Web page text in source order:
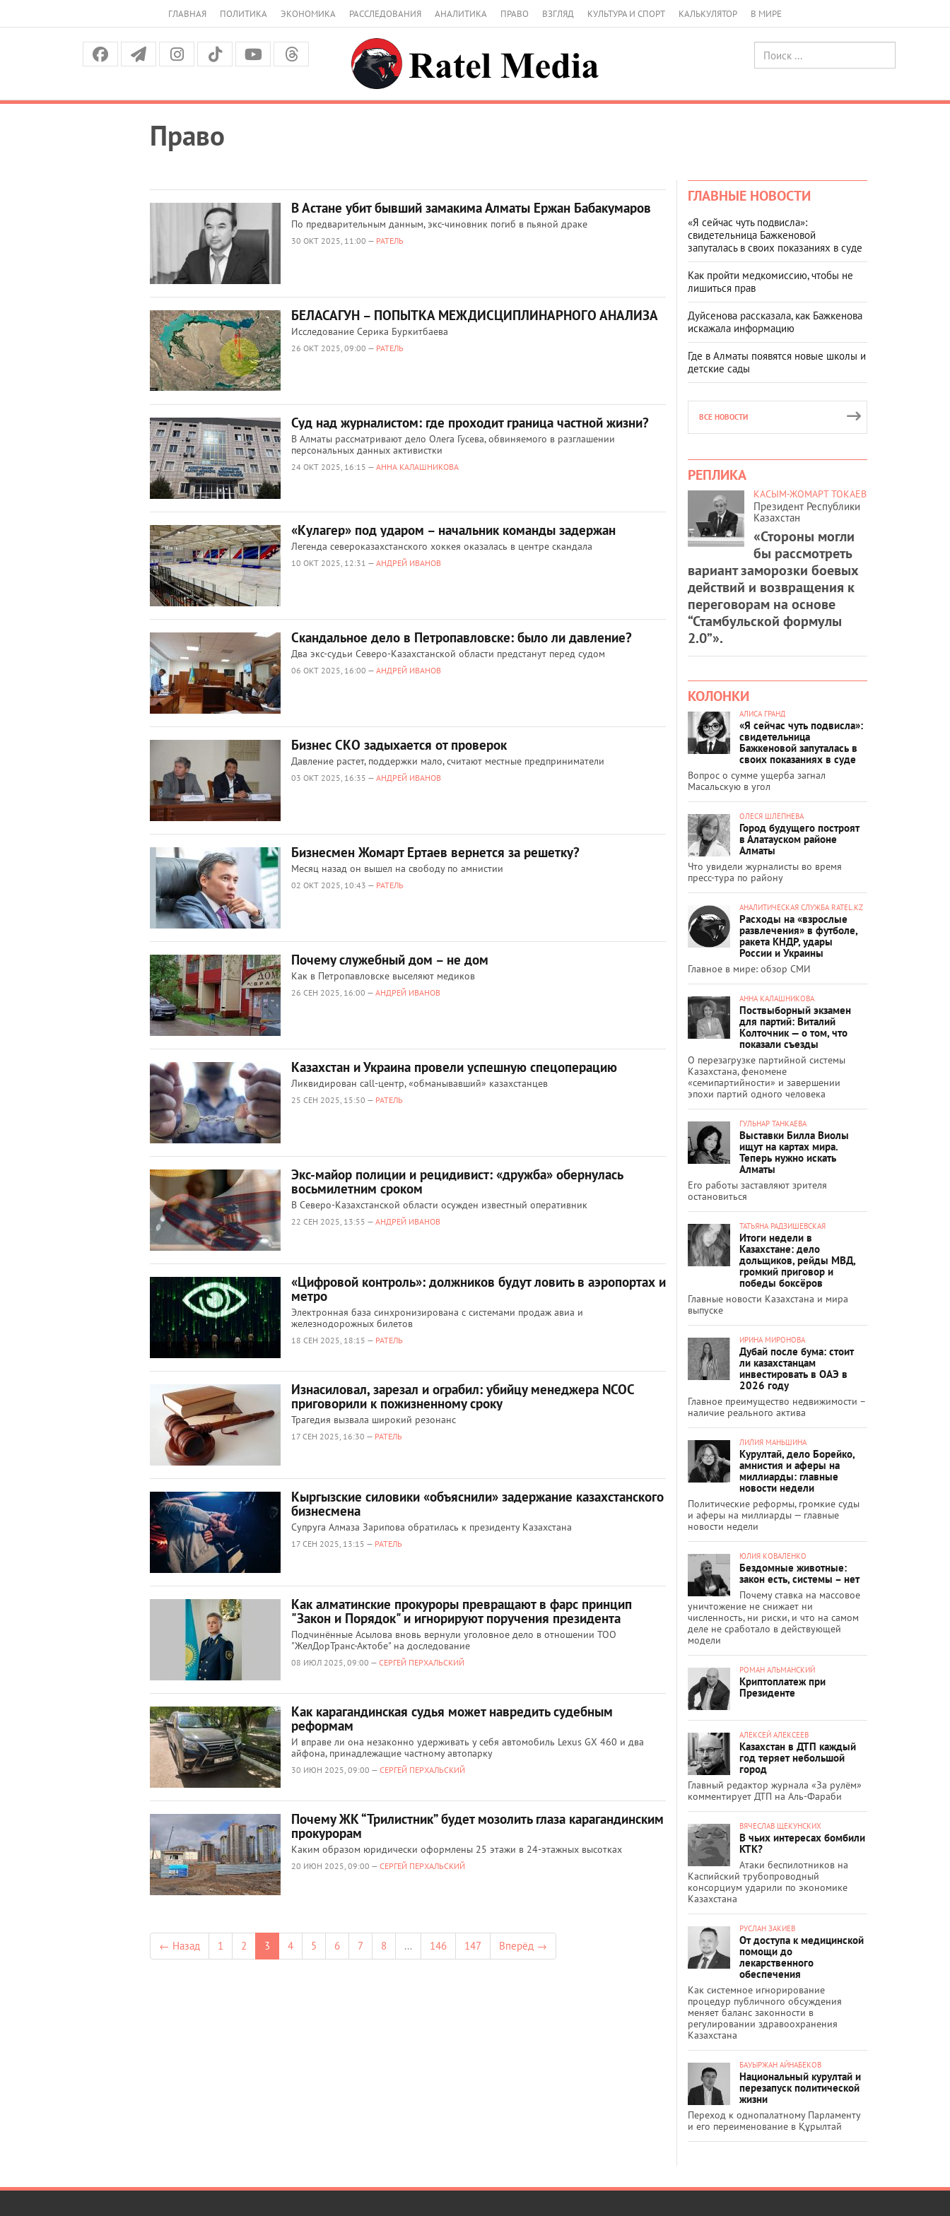
ГЛАВНАЯ ПОЛИТИКА ЭКОНОМИКА РАССЛЕДОВАНИЯ АНАЛИТИКА ПРАВО ВЗГЛЯД КУЛЬТУРА И СПОРТ КАЛЬКУЛЯТОР В МИРЕ
Право
В Астане убит бывший замакима Алматы Ержан Бабакумаров
По предварительным данным, экс-чиновник погиб в пьяной драке
30 ОКТ 2025, 11:00 — РАТЕЛЬ
БЕЛАСАГУН – ПОПЫТКА МЕЖДИСЦИПЛИНАРНОГО АНАЛИЗА
Исследование Серика Буркитбаева
26 ОКТ 2025, 09:00 — РАТЕЛЬ
Суд над журналистом: где проходит граница частной жизни?
В Алматы рассматривают дело Олега Гусева, обвиняемого в разглашении
персональных данных активистки
24 ОКТ 2025, 16:15 — АННА КАЛАШНИКОВА
«Кулагер» под ударом – начальник команды задержан
Легенда североказахстанского хоккея оказалась в центре скандала
10 ОКТ 2025, 12:31 — АНДРЕЙ ИВАНОВ
Скандальное дело в Петропавловске: было ли давление?
Два экс-судьи Северо-Казахстанской области предстанут перед судом
06 ОКТ 2025, 16:00 — АНДРЕЙ ИВАНОВ
Бизнес СКО задыхается от проверок
Давление растет, поддержки мало, считают местные предприниматели
03 ОКТ 2025, 16:35 — АНДРЕЙ ИВАНОВ
Бизнесмен Жомарт Ертаев вернется за решетку?
Месяц назад он вышел на свободу по амнистии
02 ОКТ 2025, 10:43 — РАТЕЛЬ
Почему служебный дом – не дом
Как в Петропавловске выселяют медиков
26 СЕН 2025, 16:00 — АНДРЕЙ ИВАНОВ
Казахстан и Украина провели успешную спецоперацию
Ликвидирован call-центр, «обманывавший» казахстанцев
25 СЕН 2025, 15:50 — РАТЕЛЬ
Экс-майор полиции и рецидивист: «дружба» обернулась
восьмилетним сроком
В Северо-Казахстанской области осужден известный оперативник
22 СЕН 2025, 13:55 — АНДРЕЙ ИВАНОВ
«Цифровой контроль»: должников будут ловить в аэропортах и
метро
Электронная база синхронизирована с системами продаж авиа и
железнодорожных билетов
18 СЕН 2025, 18:15 — РАТЕЛЬ
Изнасиловал, зарезал и ограбил: убийцу менеджера NCOC
приговорили к пожизненному сроку
Трагедия вызвала широкий резонанс
17 СЕН 2025, 16:30 — РАТЕЛЬ
Кыргызские силовики «объяснили» задержание казахстанского
бизнесмена
Супруга Алмаза Зарипова обратилась к президенту Казахстана
17 СЕН 2025, 13:15 — РАТЕЛЬ
Как алматинские прокуроры превращают в фарс принцип
"Закон и Порядок" и игнорируют поручения президента
Подчинённые Асылова вновь вернули уголовное дело в отношении ТОО
"ЖелДорТранс-Актобе" на доследование
08 ИЮЛ 2025, 09:00 — СЕРГЕЙ ПЕРХАЛЬСКИЙ
Как карагандинская судья может навредить судебным
реформам
И вправе ли она незаконно удерживать у себя автомобиль Lexus GX 460 и два
айфона, принадлежащие частному автопарку
30 ИЮН 2025, 09:00 — СЕРГЕЙ ПЕРХАЛЬСКИЙ
Почему ЖК “Трилистник” будет мозолить глаза карагандинским
прокурорам
Каким образом юридически оформлены 25 этажи в 24-этажных высотках
20 ИЮН 2025, 09:00 — СЕРГЕЙ ПЕРХАЛЬСКИЙ
← Назад 1 2 3 4 5 6 7 8 ... 146 147 Вперёд →
ГЛАВНЫЕ НОВОСТИ
«Я сейчас чуть подвисла»:
свидетельница Бажкеновой
запуталась в своих показаниях в суде
Как пройти медкомиссию, чтобы не
лишиться прав
Дуйсенова рассказала, как Бажкенова
искажала информацию
Где в Алматы появятся новые школы и
детские сады
ВСЕ НОВОСТИ
РЕПЛИКА
КАСЫМ-ЖОМАРТ ТОКАЕВ
Президент Республики
Казахстан
«Стороны могли
бы рассмотреть
вариант заморозки боевых
действий и возвращения к
переговорам на основе
“Стамбульской формулы
2.0”».
КОЛОНКИ
АЛИСА ГРАНД
«Я сейчас чуть подвисла»:
свидетельница
Бажкеновой запуталась в
своих показаниях в суде
Вопрос о сумме ущерба загнал
Масальскую в угол
ОЛЕСЯ ШЛЕПНЕВА
Город будущего построят
в Алатауском районе
Алматы
Что увидели журналисты во время
пресс-тура по району
АНАЛИТИЧЕСКАЯ СЛУЖБА RATEL.KZ
Расходы на «взрослые
развлечения» в футболе,
ракета КНДР, удары
России и Украины
Главное в мире: обзор СМИ
АННА КАЛАШНИКОВА
Поствыборный экзамен
для партий: Виталий
Колточник — о том, что
показали съезды
О перезагрузке партийной системы
Казахстана, феномене
«семипартийности» и завершении
эпохи партий одного человека
ГУЛЬНАР ТАНКАЕВА
Выставки Билла Виолы
ищут на картах мира.
Теперь нужно искать
Алматы
Его работы заставляют зрителя
остановиться
ТАТЬЯНА РАДЗИШЕВСКАЯ
Итоги недели в
Казахстане: дело
дольщиков, рейды МВД,
громкий приговор и
победы боксёров
Главные новости Казахстана и мира
выпуске
ИРИНА МИРОНОВА
Дубай после бума: стоит
ли казахстанцам
инвестировать в ОАЭ в
2026 году
Главное преимущество недвижимости –
наличие реального актива
ЛИЛИЯ МАНЬШИНА
Курултай, дело Борейко,
амнистия и аферы на
миллиарды: главные
новости недели
Политические реформы, громкие суды
и аферы на миллиарды — главные
новости недели
ЮЛИЯ КОВАЛЕНКО
Бездомные животные:
закон есть, системы – нет
Почему ставка на массовое
уничтожение не снижает ни
численность, ни риски, и что на самом
деле не сработало в действующей
модели
РОМАН АЛЬМАНСКИЙ
Криптоплатеж при
Президенте
АЛЕКСЕЙ АЛЕКСЕЕВ
Казахстан в ДТП каждый
год теряет небольшой
город
Главный редактор журнала «За рулём»
комментирует ДТП на Аль-Фараби
ВЯЧЕСЛАВ ЩЕКУНСКИХ
В чьих интересах бомбили
КТК?
Атаки беспилотников на
Каспийский трубопроводный
консорциум ударили по экономике
Казахстана
РУСЛАН ЗАКИЕВ
От доступа к медицинской
помощи до
лекарственного
обеспечения
Как системное игнорирование
процедур публичного обсуждения
меняет баланс законности в
регулировании здравоохранения
Казахстана
БАУЫРЖАН АЙНАБЕКОВ
Национальный курултай и
перезапуск политической
жизни
Переход к однопалатному Парламенту
и его переименование в Құрылтай